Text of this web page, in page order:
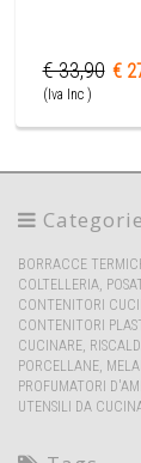
€ 33,90 €
(Iva Inc )
BORRACCE
COLTELLERIA,
CONTENITORI
CONTENITORI
CUCINARE,
PORCELLANE,
PROFUMATORI
UTENSILI DA